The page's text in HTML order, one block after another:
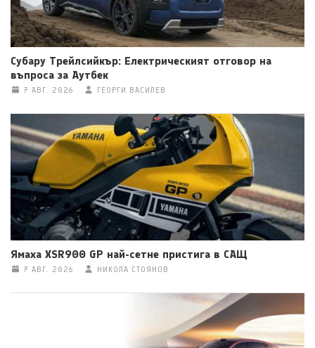
Субару Трейлсийкър: Електрическият отговор на
въпроса за Аутбек
7 АВГ. 2026 ГЕОРГИ ВАСИЛЕВ
Ямаха XSR900 GP най-сетне пристига в САЩ
7 АВГ. 2026 НИКОЛА СТОЯНОВ